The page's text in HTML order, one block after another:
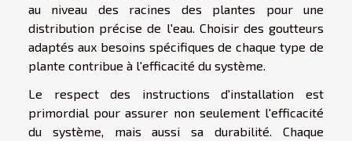
au niveau des racines des plantes pour une
distribution précise de l'eau. Choisir des goutteurs
adaptés aux besoins spécifiques de chaque type de
plante contribue à l'efficacité du système.
Le respect des instructions d'installation est
primordial pour assurer non seulement l'efficacité
du système, mais aussi sa durabilité. Chaque